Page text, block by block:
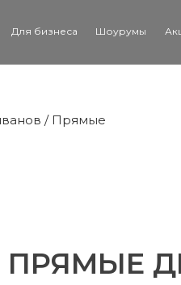
Для бизнеса Шоурумы
/ Прямые
ПРЯМЫЕ